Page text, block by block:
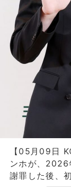
【05月09日
ンホが、2026
謝罪した後、